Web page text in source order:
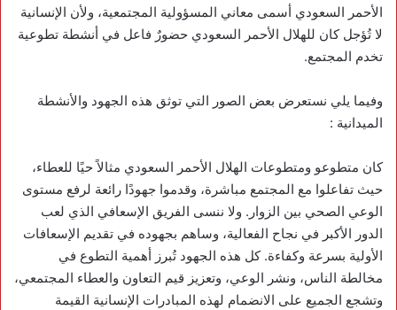
الأحمر السعودي أسمى معاني المسؤولية المجتمعية، ولأن الإنسانية
لا تُؤجل كان للهلال الأحمر السعودي حضورٌ فاعل في أنشطة تطوعية
تخدم المجتمع.
وفيما يلي نستعرض بعض الصور التي توثق هذه الجهود والأنشطة
الميدانية :
كان متطوعو ومتطوعات الهلال الأحمر السعودي مثالاً حيًا للعطاء،
حيث تفاعلوا مع المجتمع مباشرة، وقدموا جهودًا رائعة لرفع مستوى
الوعي الصحي بين الزوار. ولا ننسى الفريق الإسعافي الذي لعب
الدور الأكبر في نجاح الفعالية، وساهم بجهوده في تقديم الإسعافات
الأولية بسرعة وكفاءة. كل هذه الجهود تُبرز أهمية التطوع في
مخالطة الناس، ونشر الوعي، وتعزيز قيم التعاون والعطاء المجتمعي،
وتشجع الجميع على الانضمام لهذه المبادرات الإنسانية القيمة